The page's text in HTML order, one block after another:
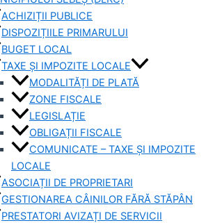
ACHIZIȚII PUBLICE
DISPOZIȚIILE PRIMARULUI
BUGET LOCAL
TAXE ȘI IMPOZITE LOCALE
MODALITĂȚI DE PLATĂ
ZONE FISCALE
LEGISLAȚIE
OBLIGAȚII FISCALE
COMUNICATE – TAXE ȘI IMPOZITE
LOCALE
ASOCIAȚII DE PROPRIETARI
GESTIONAREA CÂINILOR FĂRĂ STĂPÂN
PRESTATORI AVIZAȚI DE SERVICII